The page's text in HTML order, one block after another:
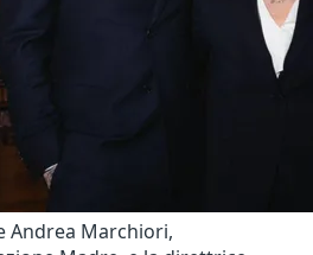
Andrea Marchiori,